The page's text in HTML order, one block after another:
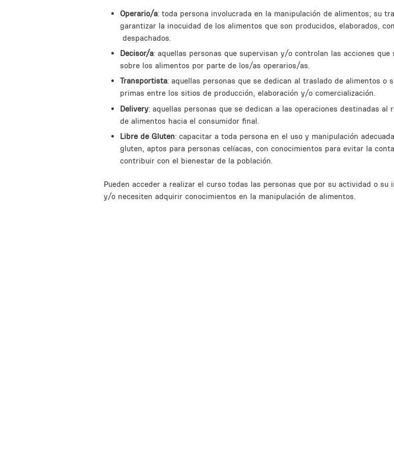
Operario/a: toda persona involucrada en la manipulación de alimentos; su
garantizar la inocuidad de los alimentos que son producidos, elaborados,
despachados.
Decisor/a: aquellas personas que supervisan y/o controlan las acciones que
sobre los alimentos por parte de los/as operarios/as.
Transportista: aquellas personas que se dedican al traslado de alimentos o
primas entre los sitios de producción, elaboración y/o comercialización.
Delivery: aquellas personas que se dedican a las operaciones destinadas al
de alimentos hacia el consumidor final.
Libre de Gluten: capacitar a toda persona en el uso y manipulación
gluten, aptos para personas celíacas, con conocimientos para evitar la
contribuir con el bienestar de la población.
Pueden acceder a realizar el curso todas las personas que por su actividad o su
y/o necesiten adquirir conocimientos en la manipulación de alimentos.